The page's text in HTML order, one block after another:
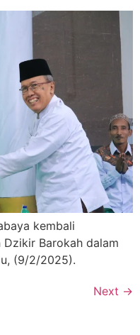
kembali
Barokah dalam
(9/2/2025).
Next →